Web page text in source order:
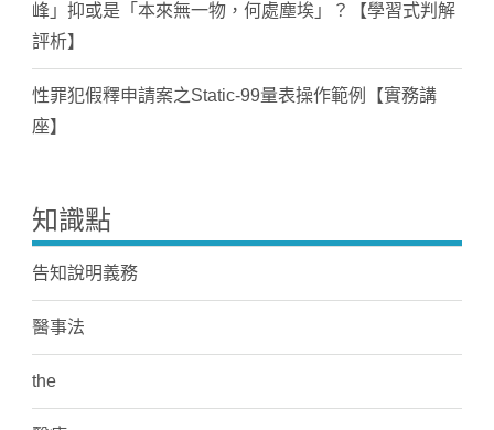
峰」抑或是「本來無一物，何處塵埃」？【學習式判解
評析】
性罪犯假釋申請案之Static-99量表操作範例【實務講
座】
知識點
告知說明義務
醫事法
the